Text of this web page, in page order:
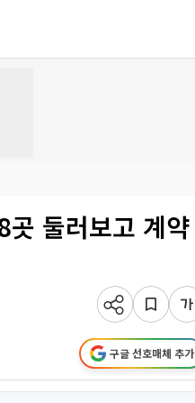
둘러보고 계약
구글 선호매체 추가